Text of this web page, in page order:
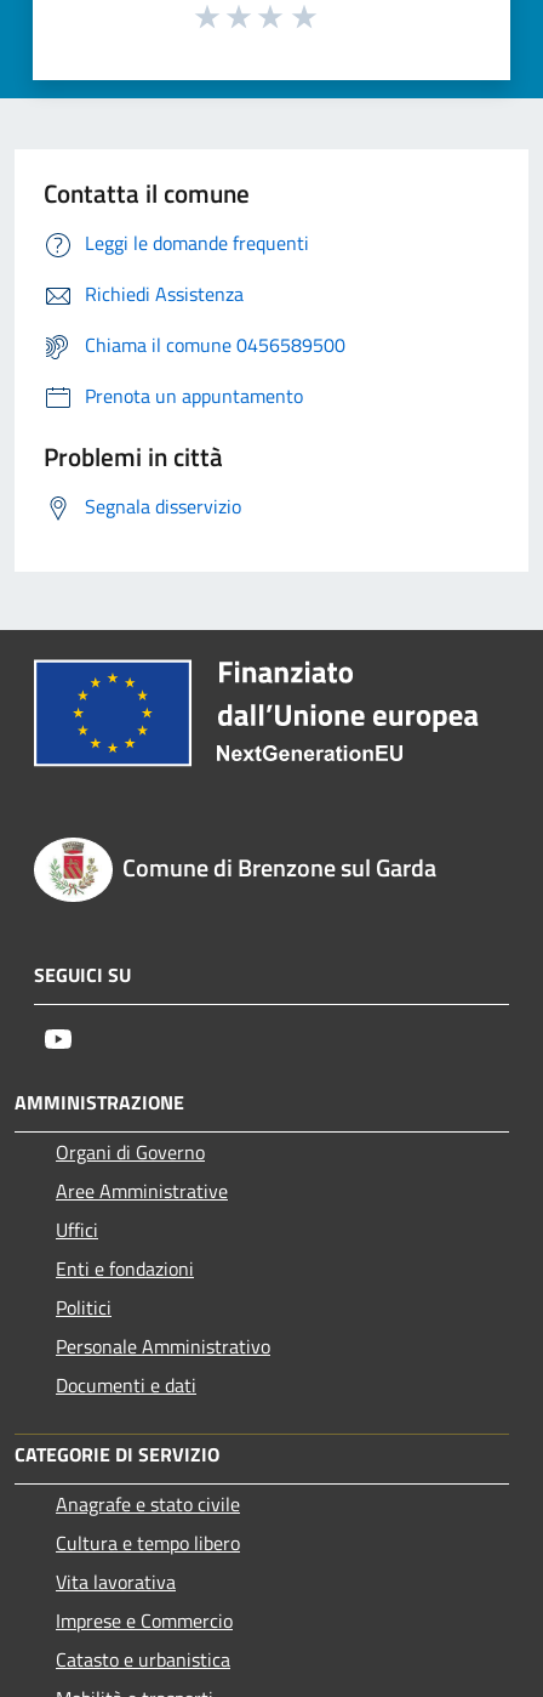
Contatta il comune
Leggi le domande frequenti
Richiedi Assistenza
Chiama il comune 0456589500
Prenota un appuntamento
Problemi in città
Segnala disservizio
Comune di Brenzone sul Garda
SEGUICI SU
AMMINISTRAZIONE
Organi di Governo
Aree Amministrative
Uffici
Enti e fondazioni
Politici
Personale Amministrativo
Documenti e dati
CATEGORIE DI SERVIZIO
Anagrafe e stato civile
Cultura e tempo libero
Vita lavorativa
Imprese e Commercio
Catasto e urbanistica